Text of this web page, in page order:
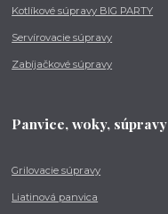
Kotlíkové súpravy BIG PARTY
Servírovacie súpravy
Zabíjačkové súpravy
Panvice, woky, súpravy
Grilovacie súpravy
Liatinová panvica